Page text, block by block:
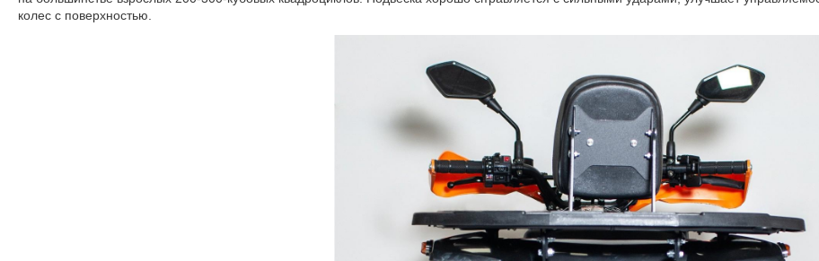
колес с поверхностью.